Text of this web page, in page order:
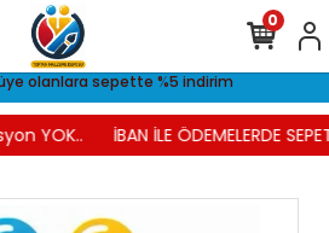
olanlara sepette %5 indirim
YOK.. İBAN İLE ÖDEMELERDE
0